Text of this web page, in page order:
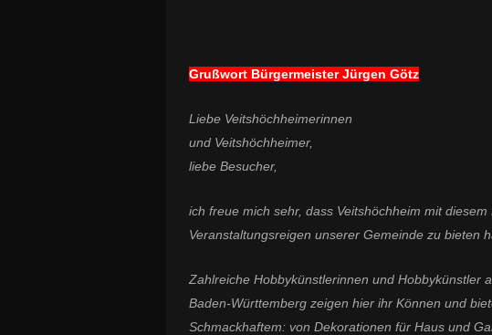
Grußwort Bürgermeister Jürgen Götz
Liebe Veitshöchheimerinnen
und Veitshöchheimer,
liebe Besucher,
ich freue mich sehr, dass Veitshöchheim mit
Veranstaltungsreigen unserer Gemeinde zu bieten
Zahlreiche Hobbykünstlerinnen und Hobbykünstler
Baden-Württemberg zeigen hier ihr Können und
Schmackhaftem: von Dekorationen für Haus und